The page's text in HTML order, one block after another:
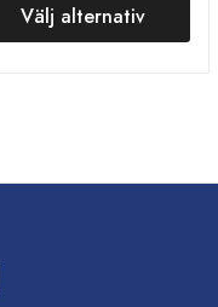
Välj alternativ